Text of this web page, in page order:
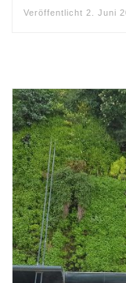
Veröffentlicht 2. Juni